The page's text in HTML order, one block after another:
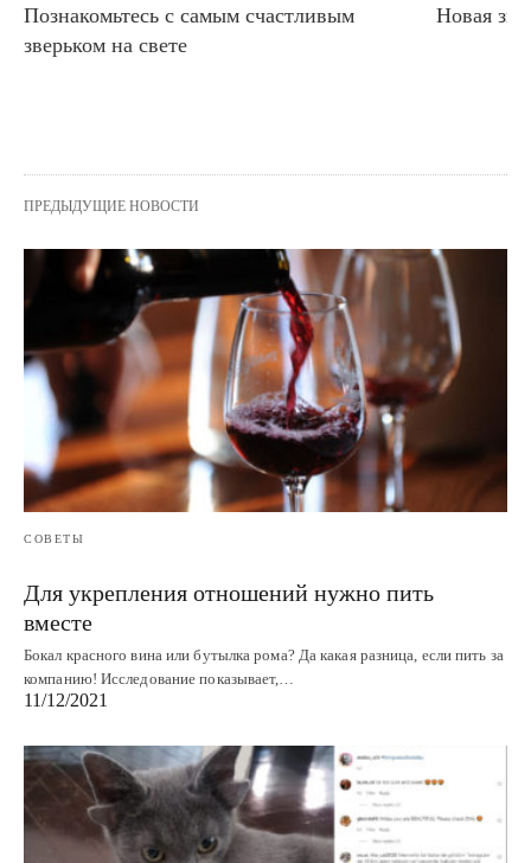
Познакомьтесь с самым счастливым
зверьком на свете
Новая
ПРЕДЫДУЩИЕ НОВОСТИ
СОВЕТЫ
Для укрепления отношений нужно пить
вместе
Бокал красного вина или бутылка рома? Да какая разница, если пить за
компанию! Исследование показывает,…
11/12/2021